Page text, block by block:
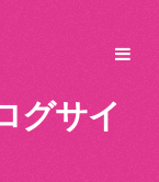
グサイ